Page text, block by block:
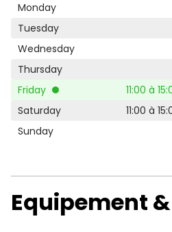
Monday
Tuesday
Wednesday
Thursday
Friday
11:00 à
Saturday
11:00 à
Sunday
Equipement